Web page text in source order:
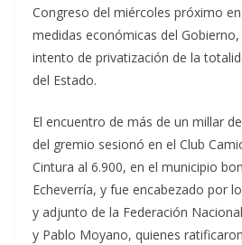
Congreso del miércoles próximo
medidas económicas del
intento de privatización de la
del Estado.
El encuentro de más de un millar
del gremio sesionó en el Club
Cintura al 6.900, en el municipio
Echeverría, y fue encabezado por
y adjunto de la Federación
y Pablo Moyano, quienes